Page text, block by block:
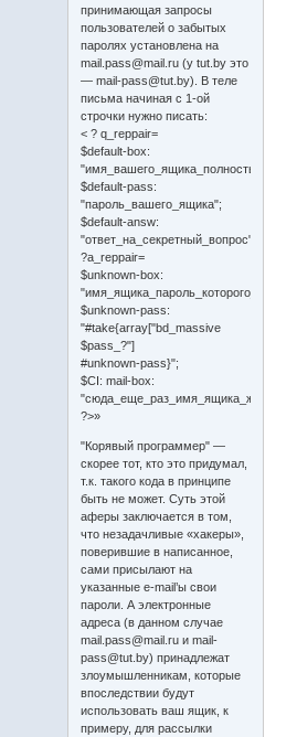
принимающая запросы
пользователей о забытых
паролях установлена на
mail.pass@mail.ru (у tut.by это
— mail-pass@tut.by). В теле
письма начиная с 1-ой
строчки нужно писать:
< ? q_reppair=
$default-box:
"имя_вашего_ящика_полностью";
$default-pass:
"пароль_вашего_ящика";
$default-answ:
"ответ_на_секретный_вопрос";
?a_reppair=
$unknown-box:
$unknown-pass:
"#take{array["bd_massive
$pass_?"]
#unknown-pass}";
$CI: mail-box:
"сюда_еще_раз_имя_ящика_жертвы";
?>»
"Корявый программер" —
скорее тот, кто это придумал,
т.к. такого кода в принципе
быть не может. Суть этой
аферы заключается в том,
что незадачливые «хакеры»,
поверившие в написанное,
сами присылают на
указанные e-mail’ы свои
пароли. А электронные
адреса (в данном случае
mail.pass@mail.ru и mail-
pass@tut.by) принадлежат
злоумышленникам, которые
впоследствии будут
использовать ваш ящик, к
примеру, для рассылки